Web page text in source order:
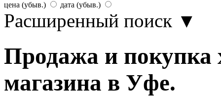
цена (убыв.)
дата (убыв.)
Расширенный поиск ▼
Продажа и покупка
магазина в Уфе.